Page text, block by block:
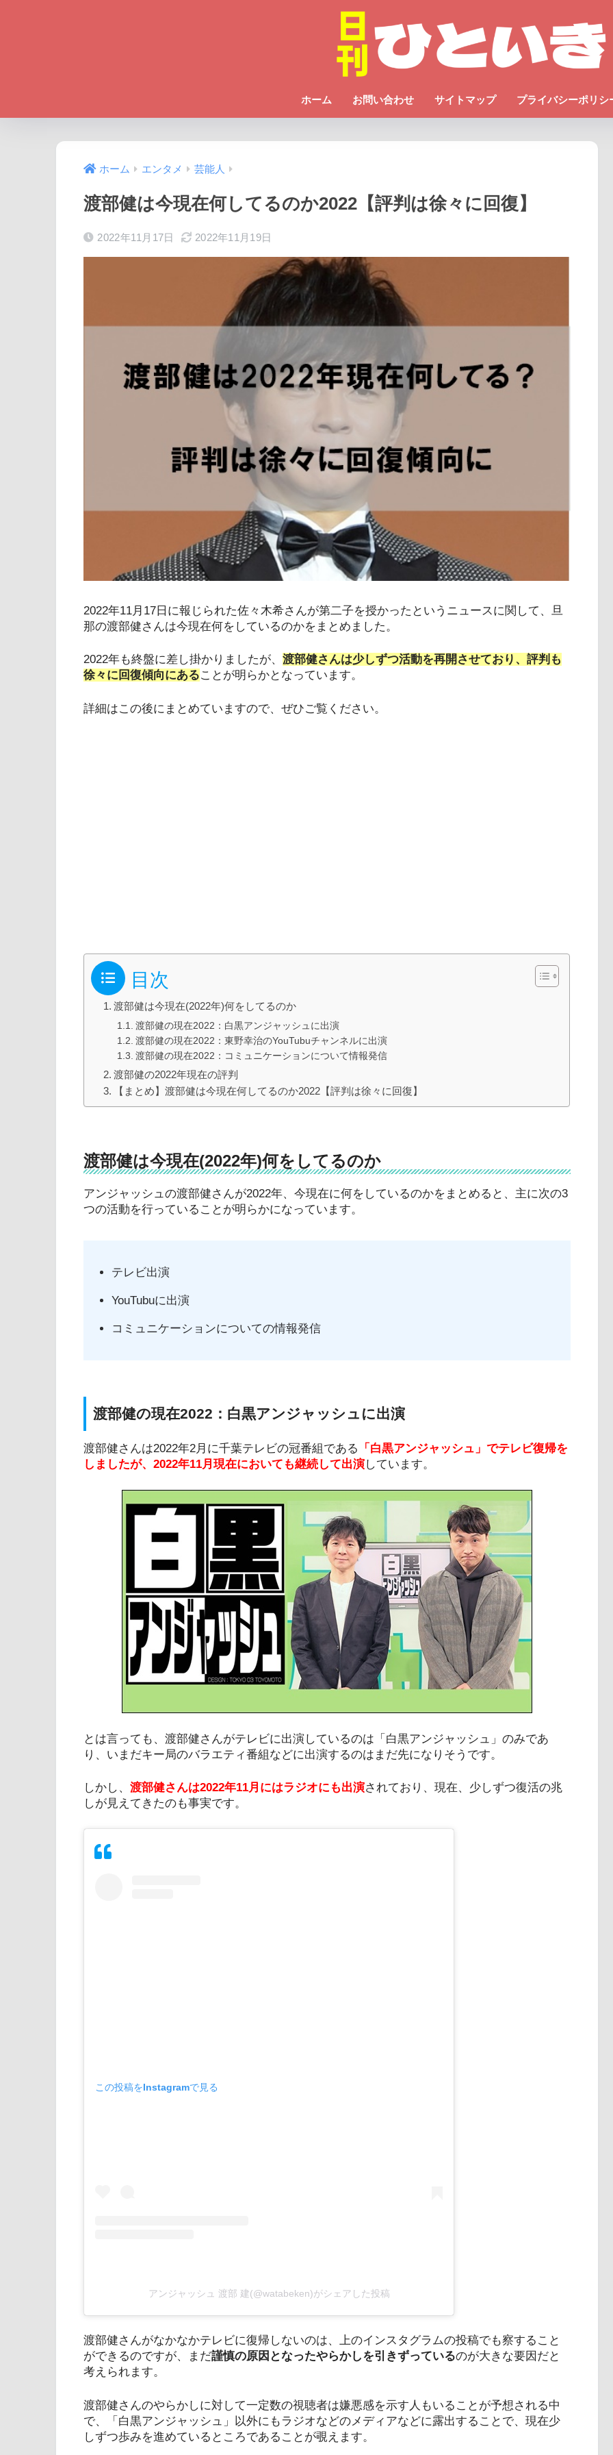
ホーム お問い合わせ サイトマップ プライバシーポリシ
ホーム エンタメ 芸能人
渡部健は今現在何してるのか2022【評判は徐々に回復】
2022年11月17日 2022年11月19日
2022年11月17日に報じられた佐々木希さんが第二子を授かったというニュースに関して、旦
那の渡部健さんは今現在何をしているのかをまとめました。
2022年も終盤に差し掛かりましたが、 渡部健さんは少しずつ活動を再開させており、評判も
徐々に回復傾向にあることが明らかとなっています。
詳細はこの後にまとめていますので、ぜひご覧ください。
目次
渡部健は今現在(2022年)何をしてるのか
渡部健の現在2022：白黒アンジャッシュに出演
渡部健の現在2022：東野幸治のYouTubuチャンネルに出演
渡部健の現在2022：コミュニケーションについて情報発信
渡部健の2022年現在の評判
【まとめ】渡部健は今現在何してるのか2022【評判は徐々に回復】
渡部健は今現在(2022年)何をしてるのか
アンジャッシュの渡部健さんが2022年、今現在に何をしているのかをまとめると、主に次の3
つの活動を行っていることが明らかになっています。
テレビ出演
YouTubuに出演
コミュニケーションについての情報発信
渡部健の現在2022：白黒アンジャッシュに出演
渡部健さんは2022年2月に千葉テレビの冠番組である
「白黒アンジャッシュ」でテレビ復帰を
しましたが、2022年11月現在においても継続して出演しています。
とは言っても、渡部健さんがテレビに出演しているのは「白黒アンジャッシュ」のみであ
り、いまだキー局のバラエティ番組などに出演するのはまだ先になりそうです。
しかし、 渡部健さんは2022年11月にはラジオにも出演されており、現在、少しずつ復活の兆
しが見えてきたのも事実です。
この投稿をInstagramで見る
アンジャッシュ 渡部 建(@watabeken)がシェアした投稿
渡部健さんがなかなかテレビに復帰しないのは、上のインスタグラムの投稿でも察すること
ができるのですが、まだ謹慎の原因となったやらかしを引きずっているのが大きな要因だと
考えられます。
渡部健さんのやらかしに対して一定数の視聴者は嫌悪感を示す人もいることが予想される中
で、「白黒アンジャッシュ」以外にもラジオなどのメディアなどに露出することで、現在少
しずつ歩みを進めているところであることが覗えます。